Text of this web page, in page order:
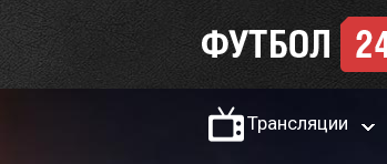
Трансляции